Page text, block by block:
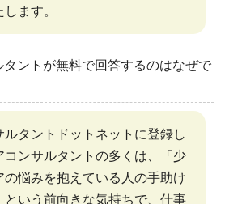
ます。
タントが無料で回答するのはなぜで
ルタントドットネットに登録し
コンサルタントの多くは、「少
の悩みを抱えている人の手助け
という前向きな気持ちで、仕事